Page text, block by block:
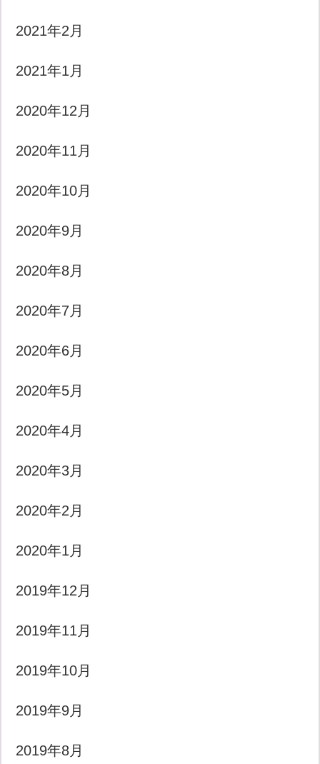
2021年2月
2021年1月
2020年12月
2020年11月
2020年10月
2020年9月
2020年8月
2020年7月
2020年6月
2020年5月
2020年4月
2020年3月
2020年2月
2020年1月
2019年12月
2019年11月
2019年10月
2019年9月
2019年8月